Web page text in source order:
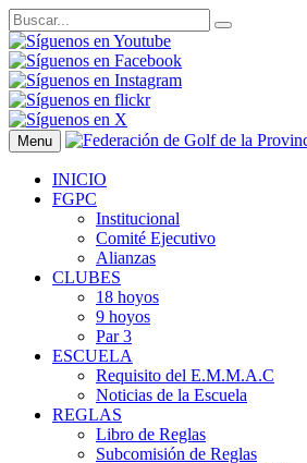
Menu
INICIO
FGPC
Institucional
Comité Ejecutivo
Alianzas
CLUBES
18 hoyos
9 hoyos
Par 3
ESCUELA
Requisito del E.M.M.A.C
Noticias de la Escuela
REGLAS
Libro de Reglas
Subcomisión de Reglas